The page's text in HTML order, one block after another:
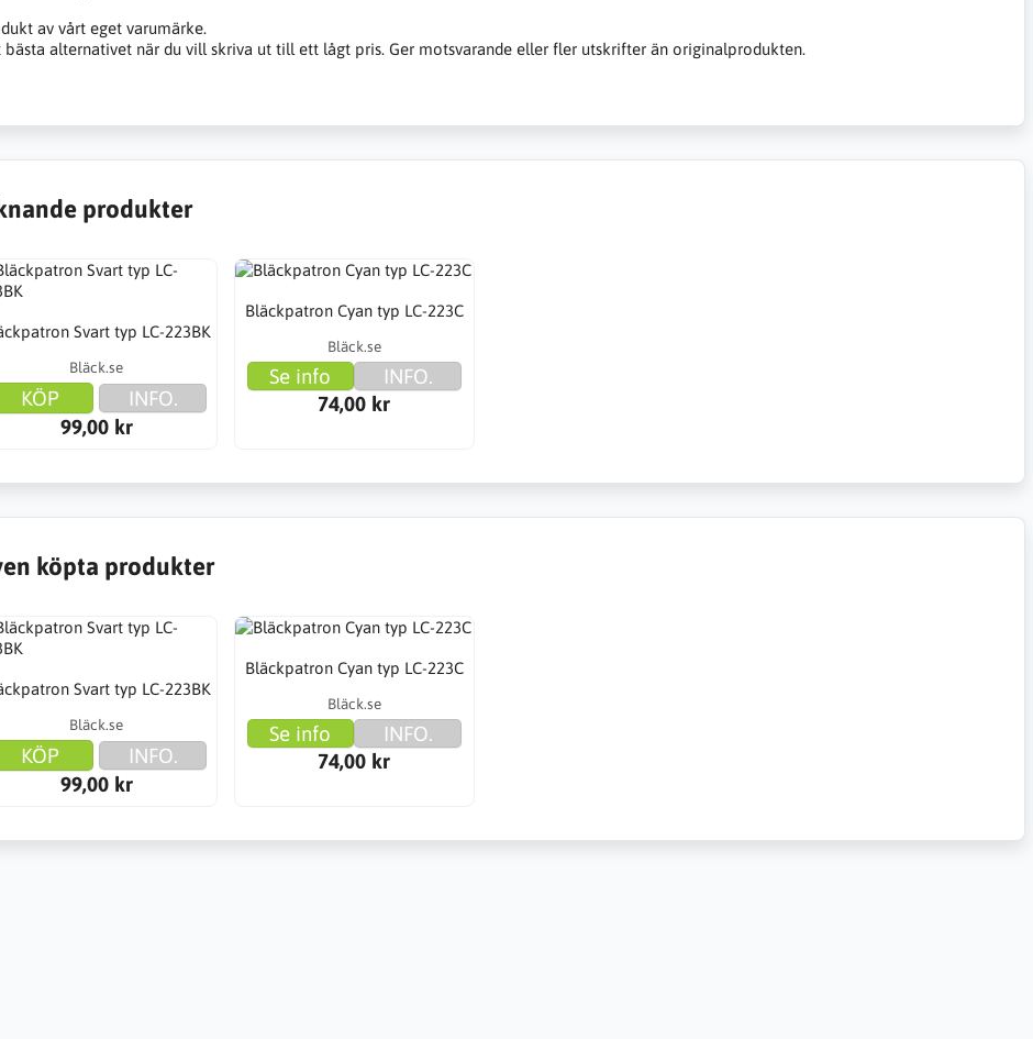
av vårt eget varumärke.
bästa alternativet när du vill skriva ut till ett lågt pris. Ger motsvarande eller fler utskrifter än originalprodukten.
produkter
Svart typ LC-223BK
Bläck.se
KÖP
INFO.
99,00 kr
Bläckpatron Cyan typ LC-223C
Bläck.se
Se info
INFO.
74,00 kr
köpta produkter
Svart typ LC-223BK
Bläck.se
KÖP
INFO.
99,00 kr
Bläckpatron Cyan typ LC-223C
Bläck.se
Se info
INFO.
74,00 kr